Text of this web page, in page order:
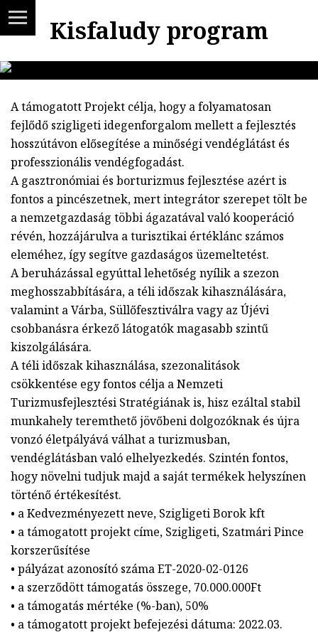
Kisfaludy program
A támogatott Projekt célja, hogy a folyamatosan
fejlődő szigligeti idegenforgalom mellett a fejlesztés
hosszútávon elősegítése a minőségi vendéglátást és
professzionális vendégfogadást.
A gasztronómiai és borturizmus fejlesztése azért is
fontos a pincészetnek, mert integrátor szerepet tölt be
a nemzetgazdaság többi ágazatával való kooperáció
révén, hozzájárulva a turisztikai értéklánc számos
eleméhez, így segítve gazdaságos üzemeltetést.
A beruházással egyúttal lehetőség nyílik a szezon
meghosszabbítására, a téli időszak kihasználására,
valamint a Várba, Süllőfesztiválra vagy az Újévi
csobbanásra érkező látogatók magasabb szintű
kiszolgálására.
A téli időszak kihasználása, szezonalitások
csökkentése egy fontos célja a Nemzeti
Turizmusfejlesztési Stratégiának is, hisz ezáltal stabil
munkahely teremthető jövőbeni dolgozóknak és újra
vonzó életpályává válhat a turizmusban,
vendéglátásban való elhelyezkedés. Szintén fontos,
hogy növelni tudjuk majd a saját termékek helyszínen
történő értékesítést.
• a Kedvezményezett neve, Szigligeti Borok kft
• a támogatott projekt címe, Szigligeti, Szatmári Pince
korszerűsítése
• pályázat azonosító száma ET-2020-02-0126
• a szerződött támogatás összege, 70.000.000Ft
• a támogatás mértéke (%-ban), 50%
• a támogatott projekt befejezési dátuma: 2022.03.